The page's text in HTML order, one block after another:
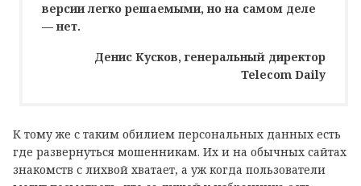
версии легко решаемыми, но на самом деле
— нет.
Денис Кусков, генеральный директор
Telecom Daily
К тому же с таким обилием персональных данных есть
где развернуться мошенникам. Их и на обычных сайтах
знакомств с лихвой хватает, а уж когда пользователи